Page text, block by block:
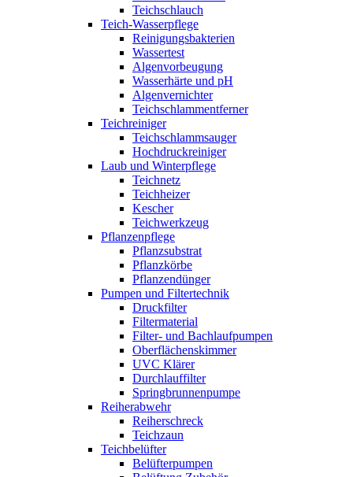
Teichschlauch
Teich-Wasserpflege
Reinigungsbakterien
Wassertest
Algenvorbeugung
Wasserhärte und pH
Algenvernichter
Teichschlammentferner
Teichreiniger
Teichschlammsauger
Hochdruckreiniger
Laub und Winterpflege
Teichnetz
Teichheizer
Kescher
Teichwerkzeug
Pflanzenpflege
Pflanzsubstrat
Pflanzkörbe
Pflanzendünger
Pumpen und Filtertechnik
Druckfilter
Filtermaterial
Filter- und Bachlaufpumpen
Oberflächenskimmer
UVC Klärer
Durchlauffilter
Springbrunnenpumpe
Reiherabwehr
Reiherschreck
Teichzaun
Teichbelüfter
Belüfterpumpen